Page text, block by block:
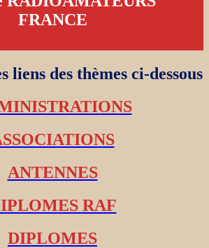
FRANCE
liens des thèmes ci-dessous
ANTENNES
RAF
DIPLOMES